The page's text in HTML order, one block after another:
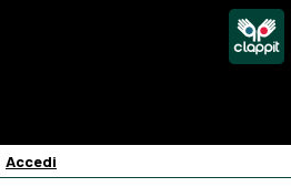
Accedi